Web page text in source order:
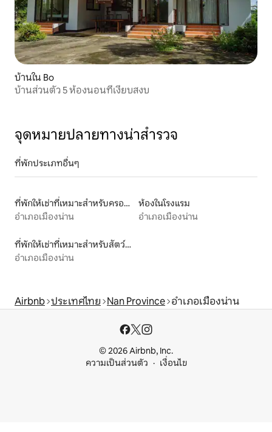
บ้านใน Bo
บ้านส่วนตัว 5 ห้องนอนที่เงียบสงบ
จุดหมายปลายทางน่าสำรวจ
ที่พักประเภทอื่นๆ
ที่พักให้เช่าที่เหมาะสำหรับครอบครัว
อำเภอเมืองน่าน
ห้องในโรงแรม
อำเภอเมืองน่าน
ที่พักให้เช่าที่เหมาะสำหรับสัตว์เลี้ยง
อำเภอเมืองน่าน
Airbnb ประเทศไทย Nan Province อำเภอเมืองน่าน
© 2026 Airbnb, Inc.
ความเป็นส่วนตัว
เงื่อนไข